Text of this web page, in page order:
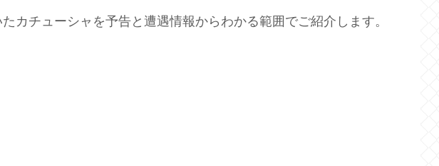
カチューシャを予告と遭遇情報からわかる範囲でご紹介します。